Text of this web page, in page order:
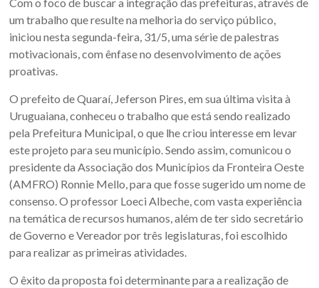
Sul.
um trabalho que resulte na melhoria do serviço público,
iniciou nesta segunda-feira, 31/5, uma série de palestras
motivacionais, com ênfase no desenvolvimento de ações
proativas.
O prefeito de Quaraí, Jeferson Pires, em sua última visita à
Uruguaiana, conheceu o trabalho que está sendo realizado
pela Prefeitura Municipal, o que lhe criou interesse em levar
este projeto para seu município. Sendo assim, comunicou o
presidente da Associação dos Municípios da Fronteira Oeste
(AMFRO) Ronnie Mello, para que fosse sugerido um nome de
consenso. O professor Loeci Albeche, com vasta experiência
na temática de recursos humanos, além de ter sido secretário
de Governo e Vereador por três legislaturas, foi escolhido
para realizar as primeiras atividades.
O êxito da proposta foi determinante para a realização de